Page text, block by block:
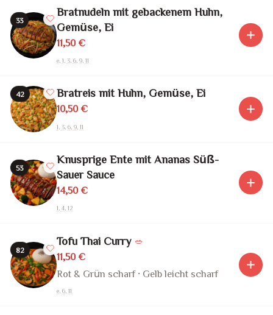
33
Bratnudeln mit gebackenem Huhn,
Gemüse, Ei
11,50 €
e, 1, 3, 6, 9, 11
42 Bratreis mit Huhn, Gemüse, Ei
10,50 €
1, 3, 6, 9, 11
53
Knusprige Ente mit Ananas Süß-
Sauer Sauce
14,50 €
1, 4, 12
82
Tofu Thai Curry 🥗
11,50 €
Rot & Grün scharf · Gelb leicht scharf
e, 6, 11